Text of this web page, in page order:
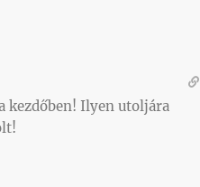
kezdőben! Ilyen utoljára